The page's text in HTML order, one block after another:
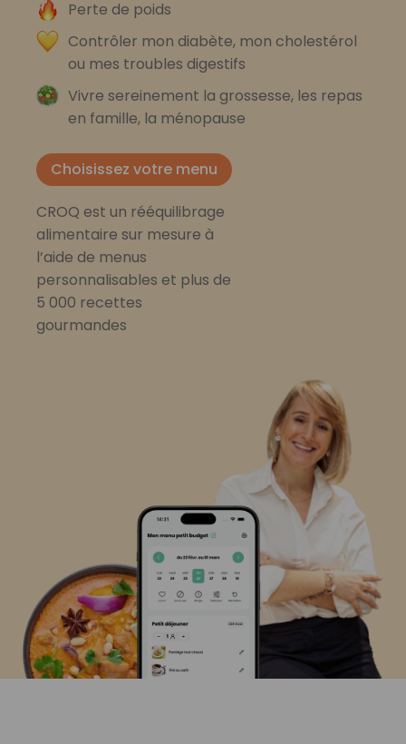
Perte de poids
Contrôler mon diabète, mon cholestérol
ou mes troubles digestifs
Vivre sereinement la grossesse, les repas
en famille, la ménopause
Choisissez votre menu
CROQ est un rééquilibrage
alimentaire sur mesure à
l’aide de menus
personnalisables et plus de
5 000 recettes
gourmandes